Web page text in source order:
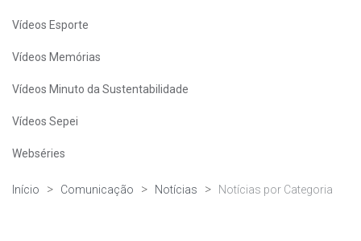
Vídeos Esporte
Vídeos Memórias
Vídeos Minuto da Sustentabilidade
Vídeos Sepei
Webséries
Início Comunicação Notícias Notícias por Categoria